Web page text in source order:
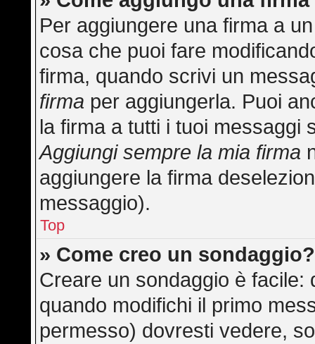
Per aggiungere una firma a
cosa che puoi fare
firma, quando scrivi un
firma per aggiungerla. Puoi
la firma a tutti i tuoi messaggi
Aggiungi sempre la mia firma
aggiungere la firma
messaggio).
Top
» Come creo un sondaggio?
Creare un sondaggio è
quando modifichi il primo
permesso) dovresti vedere,